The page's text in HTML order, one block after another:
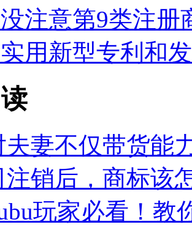
注意第9类注册
用新型专利和
夫妻不仅带货能
注销后，商标该
玩家必看！教